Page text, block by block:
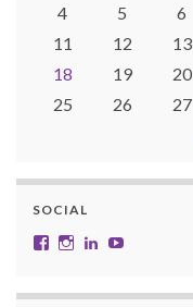
4
5 6
11
12 13
18
19 20
25
26 27
SOCIAL
Facebook
InstagramLinkedIn